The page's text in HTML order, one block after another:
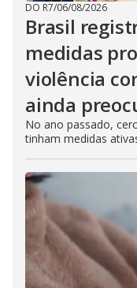
DO R7/06/08/2026
Brasil
medidas
violência
ainda
No ano passado,
tinham medidas